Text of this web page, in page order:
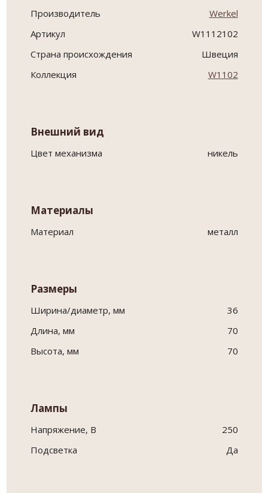
Производитель
Werkel
Артикул
W1112102
Страна происхождения
Швеция
Коллекция
W1102
Внешний вид
Цвет механизма никель
Материалы
Материал металл
Размеры
Ширина/диаметр, мм
36
Длина, мм
70
Высота, мм
70
Лампы
Напряжение, В
250
Подсветка
Да